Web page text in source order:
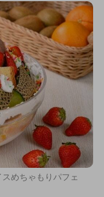
めちゃもりパフェ